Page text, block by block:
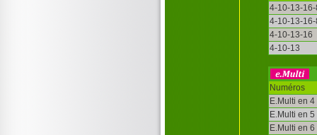
4-10-13-
4-10-13-
4-10-13-16
4-10-13
Numéros
E.Multi en 4
E.Multi en 5
E.Multi en 6